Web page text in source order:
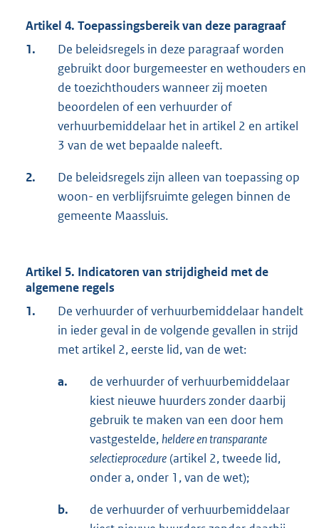
Artikel 4. Toepassingsbereik van deze paragraaf
1.
De beleidsregels in deze paragraaf worden
gebruikt door burgemeester en wethouders en
de toezichthouders wanneer zij moeten
beoordelen of een verhuurder of
verhuurbemiddelaar het in artikel 2 en artikel
3 van de wet bepaalde naleeft.
2.
De beleidsregels zijn alleen van toepassing op
woon- en verblijfsruimte gelegen binnen de
gemeente Maassluis.
Artikel 5. Indicatoren van strijdigheid met de
algemene regels
1.
De verhuurder of verhuurbemiddelaar handelt
in ieder geval in de volgende gevallen in strijd
met artikel 2, eerste lid, van de wet:
a.
de verhuurder of verhuurbemiddelaar
kiest nieuwe huurders zonder daarbij
gebruik te maken van een door hem
vastgestelde, heldere en transparante
selectieprocedure(artikel 2, tweede lid,
onder a, onder 1, van de wet);
b.
de verhuurder of verhuurbemiddelaar